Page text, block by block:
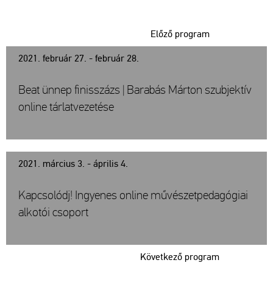
2021. február 27. - február 28.
Előző program
Beat ünnep finisszázs | Barabás Márton szubjektív
online tárlatvezetése
2021. március 3. - április 4.
Következő program
Kapcsolódj! Ingyenes online művészetpedagógiai
alkotói csoport